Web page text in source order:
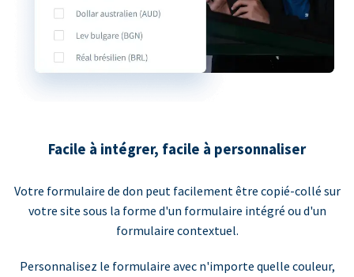
Facile à intégrer, facile à personnaliser
Votre formulaire de don peut facilement être copié-collé sur
votre site sous la forme d'un formulaire intégré ou d'un
formulaire contextuel.
Personnalisez le formulaire avec n'importe quelle couleur,